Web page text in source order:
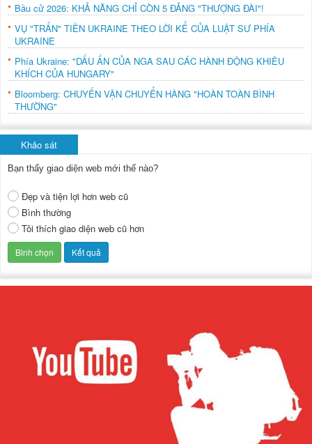
Bầu cử 2026: KHẢ NĂNG CHỈ CÒN 5 ĐẢNG "THƯỢNG ĐÀI"!
VỤ "TRẤN" TIỀN UKRAINE THEO LỜI KỂ CỦA LUẬT SƯ PHÍA
UKRAINE
Phía Ukraine: "DẤU ẤN CỦA NGA SAU CÁC HÀNH ĐỘNG KHIÊU
KHÍCH CỦA HUNGARY"
Bloomberg: CHUYẾN VẬN CHUYỂN HÀNG "HOÀN TOÀN BÌNH
THƯỜNG"
Khảo sát
Bạn thấy giao diện web mới thế nào?
Đẹp và tiện lợi hơn web cũ
Bình thường
Tôi thích giao diện web cũ hơn